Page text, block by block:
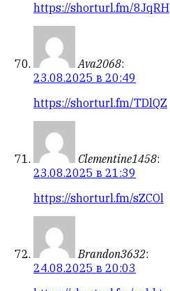
https://shorturl.fm/8JqRH
Ava2068:
23.08.2025 в 20:49
https://shorturl.fm/TDlQZ
Clementine1458:
23.08.2025 в 21:39
https://shorturl.fm/sZCOl
Brandon3632:
24.08.2025 в 20:03